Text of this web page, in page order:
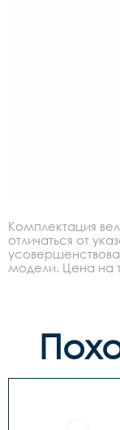
Комплектация
отличаться от
модели. Цена на